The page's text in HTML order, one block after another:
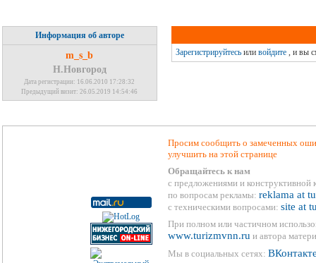
Информация об авторе
m_s_b
Н.Новгород
Дата регистрации: 16.06.2010 17:28:32
Предыдущий визит: 26.05.2019 14:54:46
Зарегистрируйтесьили войдите, и вы
Просим сообщить о замеченных
улучшить на этой странице
Обращайтесь к нам
с предложениями и конструктивной
по вопросам рекламы: reklama at
с техническими вопросами: site at
При полном или частичном
www.turizmvnn.ru и автора
Мы в социальных сетях: